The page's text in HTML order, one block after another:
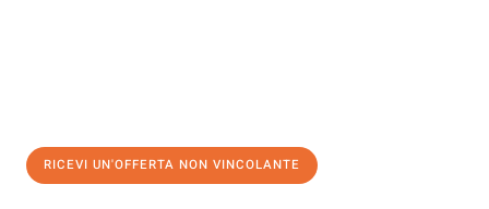
RICEVI UN'OFFERTA NON VINCOLANTE